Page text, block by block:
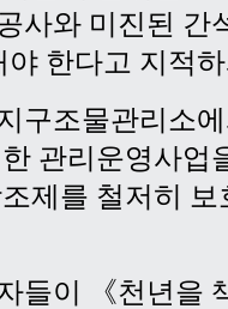
사와 미진된 간
한다고 지적
구조물관리소
관리운영사업
제를 철저히
들이 《천년을